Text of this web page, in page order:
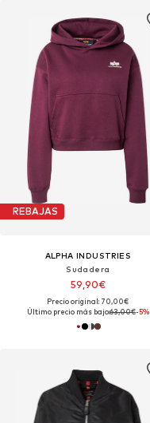
REBAJAS
ALPHA INDUSTRIES
Sudadera
59,90€
Precio original: 70,00€
Último precio más bajo:63,00€-5%